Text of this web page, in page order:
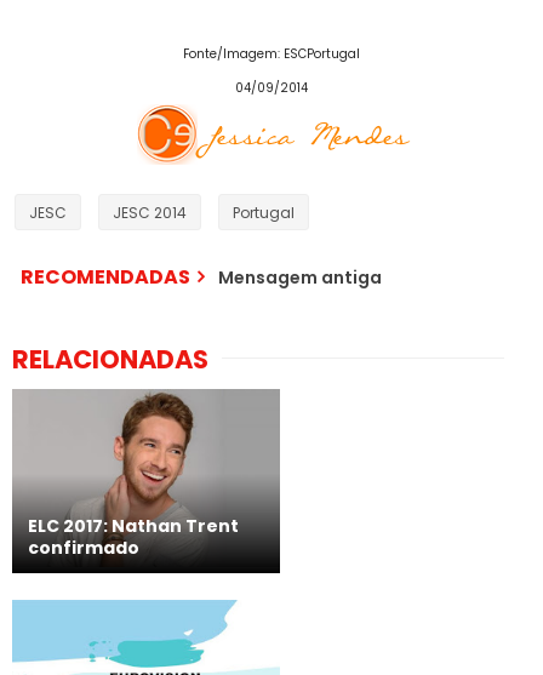
Fonte/Imagem: ESCPortugal
04/09/2014
JESC JESC 2014 Portugal
RECOMENDADAS Mensagem antiga
RELACIONADAS
ELC 2017: Nathan Trent
confirmado